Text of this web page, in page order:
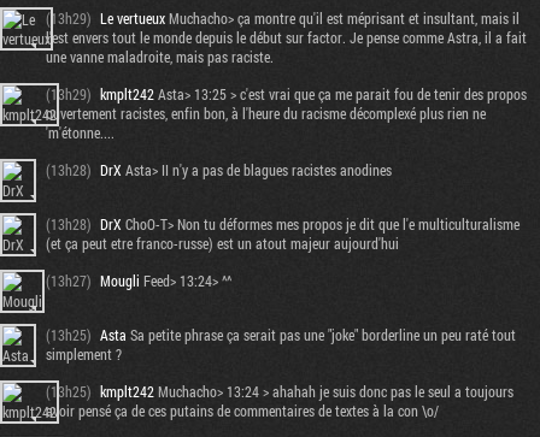
(13h29) Le vertueuxMuchacho> ça montre qu'il est méprisant et insultant, mais il
l'est envers tout le monde depuis le début sur factor. Je pense comme Astra, il a fait
une vanne maladroite, mais pas raciste.
(13h29) kmplt242Asta> 13:25 > c'est vrai que ça me parait fou de tenir des propos
ouvertement racistes, enfin bon, à l'heure du racisme décomplexé plus rien ne
'm'étonne....
(13h28) DrX Asta> II n'y a pas de blagues racistes anodines
(13h28) DrX ChoO-T> Non tu déformes mes propos je dit que l'e multiculturalisme
(et ça peut etre franco-russe) est un atout majeur aujourd'hui
(13h27) Mougli Feed> 13:24> ^^
(13h25) Asta Sa petite phrase ça serait pas une "joke" borderline un peu raté tout
simplement ?
(13h25) kmplt242Muchacho> 13:24 > ahahah je suis donc pas le seul a toujours
avoir pensé ça de ces putains de commentaires de textes à la con \o/